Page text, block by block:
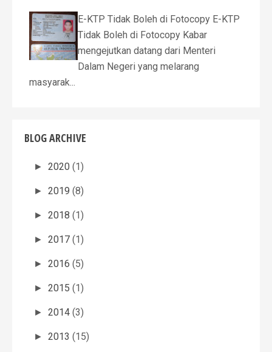
E-KTP Tidak Boleh di Fotocopy E-KTP
Tidak Boleh di Fotocopy Kabar
mengejutkan datang dari Menteri
Dalam Negeri yang melarang
masyarak...
BLOG ARCHIVE
► 2020 (1)
► 2019 (8)
► 2018 (1)
► 2017 (1)
► 2016 (5)
► 2015 (1)
► 2014 (3)
► 2013 (15)